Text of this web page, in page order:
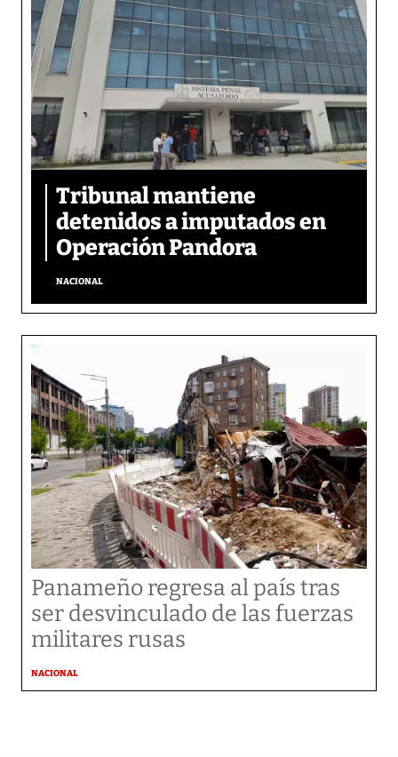
Tribunal mantiene
detenidos a imputados en
Operación Pandora
NACIONAL
Panameño regresa al país tras
ser desvinculado de las fuerzas
militares rusas
NACIONAL